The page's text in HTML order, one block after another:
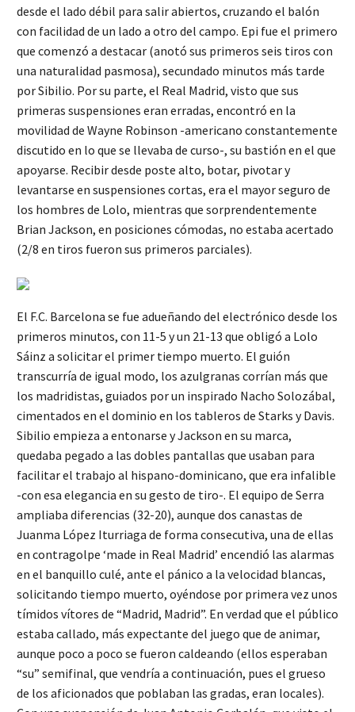
desde el lado débil para salir abiertos, cruzando el balón
con facilidad de un lado a otro del campo. Epi fue el primero
que comenzó a destacar (anotó sus primeros seis tiros con
una naturalidad pasmosa), secundado minutos más tarde
por Sibilio. Por su parte, el Real Madrid, visto que sus
primeras suspensiones eran erradas, encontró en la
movilidad de Wayne Robinson -americano constantemente
discutido en lo que se llevaba de curso-, su bastión en el que
apoyarse. Recibir desde poste alto, botar, pivotar y
levantarse en suspensiones cortas, era el mayor seguro de
los hombres de Lolo, mientras que sorprendentemente
Brian Jackson, en posiciones cómodas, no estaba acertado
(2/8 en tiros fueron sus primeros parciales).
El F.C. Barcelona se fue adueñando del electrónico desde los
primeros minutos, con 11-5 y un 21-13 que obligó a Lolo
Sáinz a solicitar el primer tiempo muerto. El guión
transcurría de igual modo, los azulgranas corrían más que
los madridistas, guiados por un inspirado Nacho Solozábal,
cimentados en el dominio en los tableros de Starks y Davis.
Sibilio empieza a entonarse y Jackson en su marca,
quedaba pegado a las dobles pantallas que usaban para
facilitar el trabajo al hispano-dominicano, que era infalible
-con esa elegancia en su gesto de tiro-. El equipo de Serra
ampliaba diferencias (32-20), aunque dos canastas de
Juanma López Iturriaga de forma consecutiva, una de ellas
en contragolpe ‘made in Real Madrid’ encendió las alarmas
en el banquillo culé, ante el pánico a la velocidad blancas,
solicitando tiempo muerto, oyéndose por primera vez unos
tímidos vítores de “Madrid, Madrid”. En verdad que el público
estaba callado, más expectante del juego que de animar,
aunque poco a poco se fueron caldeando (ellos esperaban
“su” semifinal, que vendría a continuación, pues el grueso
de los aficionados que poblaban las gradas, eran locales).